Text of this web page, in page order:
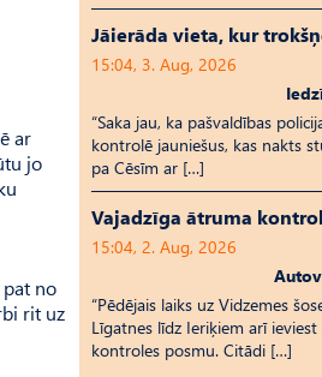
ar
jo
pat no
rit uz
Jāierāda vieta, kur
15:04, 3. Aug, 2026
“Saka jau, ka pašvaldības
kontrolē jauniešus, kas nakts
pa Cēsīm ar […]
Vajadzīga ātruma
15:04, 2. Aug, 2026
“Pēdējais laiks uz Vid­ze­mes
Līgatnes līdz Ieriķiem arī
kontroles posmu. Citādi […]